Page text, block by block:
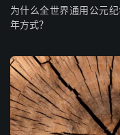
为什么全世界通用公元
年方式？